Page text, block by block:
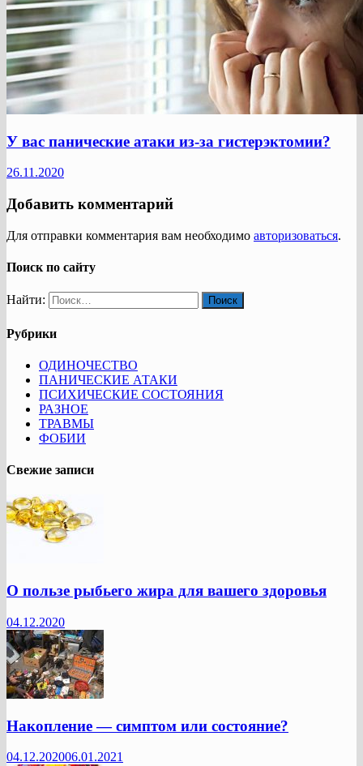
У вас панические атаки из-за гистерэктомии?
26.11.2020
Добавить комментарий
Для отправки комментария вам необходимо авторизоваться.
Поиск по сайту
Найти:
Рубрики
ОДИНОЧЕСТВО
ПАНИЧЕСКИЕ АТАКИ
ПСИХИЧЕСКИЕ СОСТОЯНИЯ
РАЗНОЕ
ТРАВМЫ
ФОБИИ
Свежие записи
О пользе рыбьего жира для вашего здоровья
04.12.2020
Накопление — симптом или состояние?
04.12.202006.01.2021